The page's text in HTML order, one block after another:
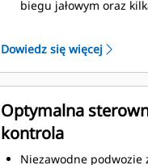
sterowanie
biegu jałowym oraz
silnika oraz
nią
Wentylator o zmiennej
obrotowej pracuje z
możliwą prędkością,
ciche i wydajne
Układ automatycznej
Dowiedz się więcej
Optymalna
kontrola
Niezawodne podwozie